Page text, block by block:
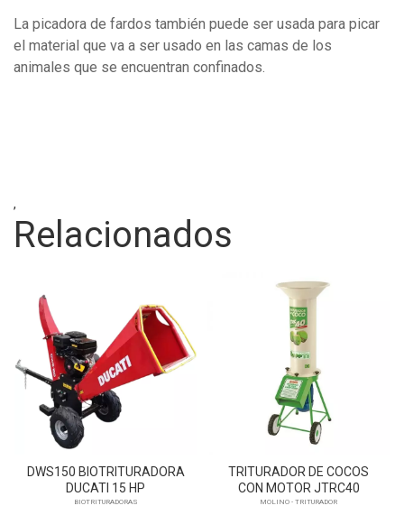
La picadora de fardos también puede ser usada para picar
el material que va a ser usado en las camas de los
animales que se encuentran confinados.
,
Relacionados
DWS150 BIOTRITURADORA
DUCATI 15 HP
BIOTRITURADORAS
TRITURADOR DE COCOS
CON MOTOR JTRC40
MOLINO - TRITURADOR